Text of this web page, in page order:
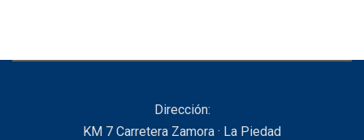
Dirección:
KM 7 Carretera Zamora · La Piedad